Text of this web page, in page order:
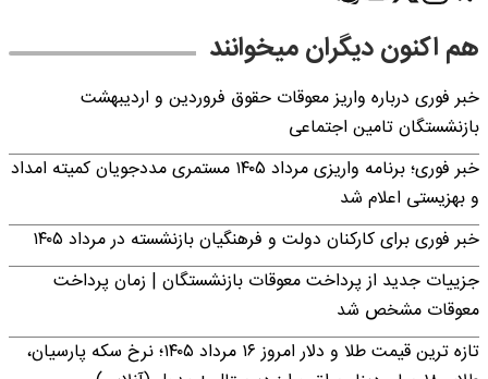
هم اکنون دیگران میخوانند
خبر فوری درباره واریز معوقات حقوق فروردین و اردیبهشت
بازنشستگان تامین اجتماعی
خبر فوری؛ برنامه واریزی مرداد ۱۴۰۵ مستمری مددجویان کمیته امداد
و بهزیستی اعلام شد
خبر فوری برای کارکنان دولت و فرهنگیان بازنشسته در مرداد ۱۴۰۵
جزییات جدید از پرداخت معوقات بازنشستگان | زمان پرداخت
معوقات مشخص شد
تازه ترین قیمت طلا و دلار امروز ۱۶ مرداد ۱۴۰۵؛ نرخ سکه پارسیان،